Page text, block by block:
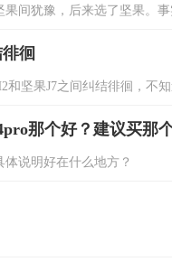
间犹豫，后来选了坚果。
徊
坚果J7之间纠结徘徊，不
那个好？建议买那
说明好在什么地方？